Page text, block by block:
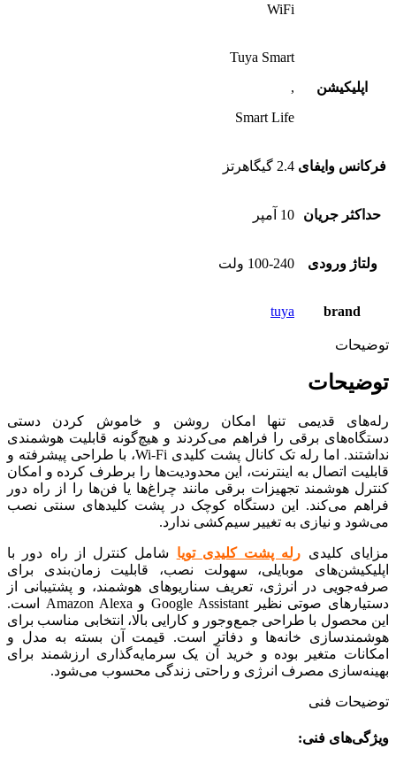
WiFi
اپلیکیشن
Tuya Smart
,
Smart Life
فرکانس وایفای 2.4 گیگاهرتز
حداکثر جریان 10 آمپر
ولتاژ ورودی 100-240 ولت
brand
tuya
توضیحات
توضیحات
رله‌های قدیمی تنها امکان روشن و خاموش کردن دستی
دستگاه‌های برقی را فراهم می‌کردند و هیچ‌گونه قابلیت هوشمندی
نداشتند. اما رله تک کانال پشت کلیدی Wi-Fi، با طراحی پیشرفته و
قابلیت اتصال به اینترنت، این محدودیت‌ها را برطرف کرده و امکان
کنترل هوشمند تجهیزات برقی مانند چراغ‌ها یا فن‌ها را از راه دور
فراهم می‌کند. این دستگاه کوچک در پشت کلیدهای سنتی نصب
می‌شود و نیازی به تغییر سیم‌کشی ندارد.
مزایای کلیدی رله پشت کلیدی تویا شامل کنترل از راه دور با
اپلیکیشن‌های موبایلی، سهولت نصب، قابلیت زمان‌بندی برای
صرفه‌جویی در انرژی، تعریف سناریوهای هوشمند، و پشتیبانی از
دستیارهای صوتی نظیر Google Assistant و Amazon Alexa است.
این محصول با طراحی جمع‌وجور و کارایی بالا، انتخابی مناسب برای
هوشمندسازی خانه‌ها و دفاتر است. قیمت آن بسته به مدل و
امکانات متغیر بوده و خرید آن یک سرمایه‌گذاری ارزشمند برای
بهینه‌سازی مصرف انرژی و راحتی زندگی محسوب می‌شود.
توضیحات فنی
ویژگی‌های فنی: